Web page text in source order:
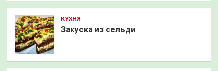
КУХНЯ
Закуска из сельди